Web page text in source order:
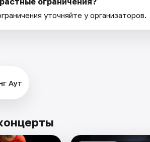
уточняйте у организаторов.
Аут